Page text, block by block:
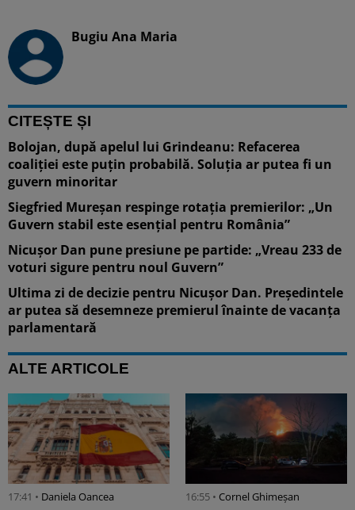
Bugiu ⁠Ana Maria
CITEȘTE ȘI
Bolojan, după apelul lui Grindeanu: Refacerea
coaliției este puțin probabilă. Soluția ar putea fi un
guvern minoritar
Siegfried Mureșan respinge rotația premierilor: „Un
Guvern stabil este esențial pentru România”
Nicușor Dan pune presiune pe partide: „Vreau 233 de
voturi sigure pentru noul Guvern”
Ultima zi de decizie pentru Nicușor Dan. Președintele
ar putea să desemneze premierul înainte de vacanța
parlamentară
ALTE ARTICOLE
17:41 • Daniela Oancea 16:55 • Cornel Ghimeșan